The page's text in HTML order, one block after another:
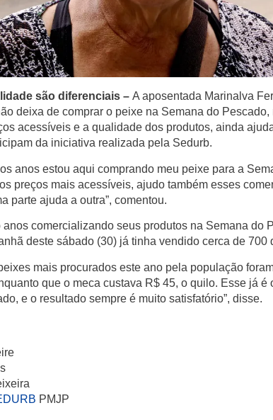
são diferenciais – A aposentada Marinalva
deixa de comprar o peixe na Semana do
acessíveis e a qualidade dos produtos, ainda
da iniciativa realizada pela Sedurb.
anos estou aqui comprando meu peixe para a
preços mais acessíveis, ajudo também esses
parte ajuda a outra”, comentou.
anos comercializando seus produtos na Semana do
deste sábado (30) já tinha vendido cerca de 700
mais procurados este ano pela população
que o meca custava R$ 45, o quilo. Esse já
e o resultado sempre é muito satisfatório”, disse.
PMJP